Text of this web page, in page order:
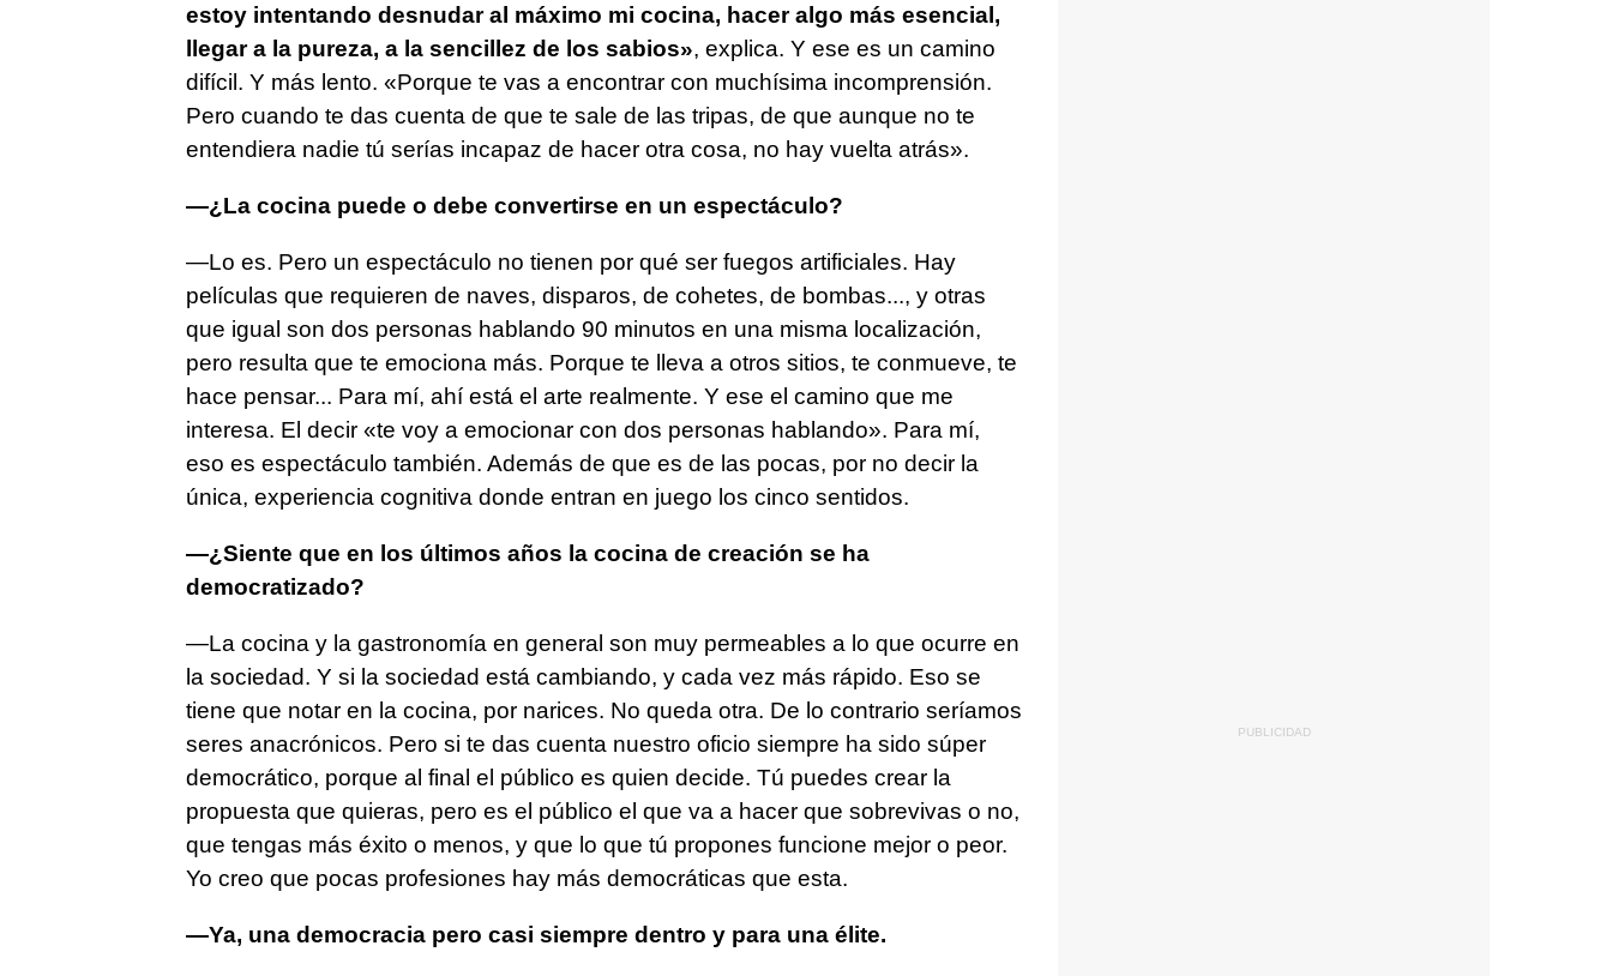
estoy intentando desnudar al máximo mi cocina, hacer algo más esencial,
llegar a la pureza, a la sencillez de los sabios», explica. Y ese es un camino
difícil. Y más lento. «Porque te vas a encontrar con muchísima incomprensión.
Pero cuando te das cuenta de que te sale de las tripas, de que aunque no te
entendiera nadie tú serías incapaz de hacer otra cosa, no hay vuelta atrás».
—¿La cocina puede o debe convertirse en un espectáculo?
—Lo es. Pero un espectáculo no tienen por qué ser fuegos artificiales. Hay
películas que requieren de naves, disparos, de cohetes, de bombas..., y otras
que igual son dos personas hablando 90 minutos en una misma localización,
pero resulta que te emociona más. Porque te lleva a otros sitios, te conmueve, te
hace pensar... Para mí, ahí está el arte realmente. Y ese el camino que me
interesa. El decir «te voy a emocionar con dos personas hablando». Para mí,
eso es espectáculo también. Además de que es de las pocas, por no decir la
única, experiencia cognitiva donde entran en juego los cinco sentidos.
—¿Siente que en los últimos años la cocina de creación se ha
democratizado?
—La cocina y la gastronomía en general son muy permeables a lo que ocurre en
la sociedad. Y si la sociedad está cambiando, y cada vez más rápido. Eso se
tiene que notar en la cocina, por narices. No queda otra. De lo contrario seríamos
seres anacrónicos. Pero si te das cuenta nuestro oficio siempre ha sido súper
democrático, porque al final el público es quien decide. Tú puedes crear la
propuesta que quieras, pero es el público el que va a hacer que sobrevivas o no,
que tengas más éxito o menos, y que lo que tú propones funcione mejor o peor.
Yo creo que pocas profesiones hay más democráticas que esta.
—Ya, una democracia pero casi siempre dentro y para una élite.